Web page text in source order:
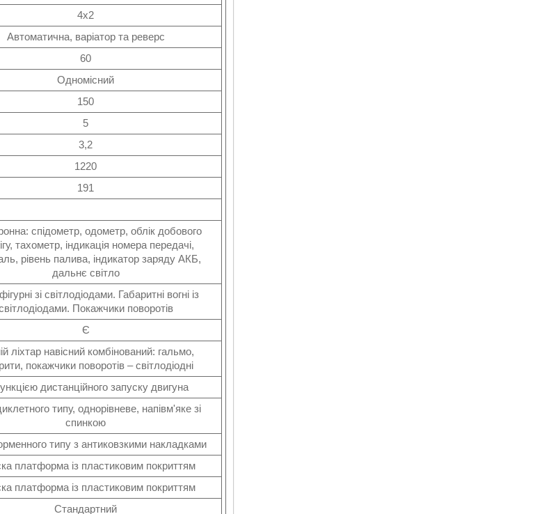
4х2
Автоматична, варіатор та реверс
60
Одномісний
150
5
3,2
1220
191
спідометр, одометр, облік добового
тахометр, індикація номера передачі,
рівень палива, індикатор заряду АКБ,
дальнє світло
зі світлодіодами. Габаритні вогні із
Покажчики поворотів
Є
ліхтар навісний комбінований: гальмо,
покажчики поворотів – світлодіодні
дистанційного запуску двигуна
типу, однорівневе, напівм'яке зі
спинкою
типу з антиковзкими накладками
платформа із пластиковим покриттям
платформа із пластиковим покриттям
Стандартний